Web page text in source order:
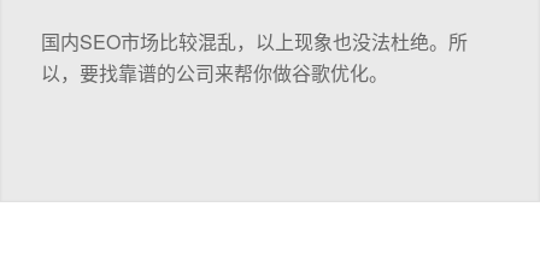
国内SEO市场比较混乱，以上现象也没法杜绝。所
以，要找靠谱的公司来帮你做谷歌优化。